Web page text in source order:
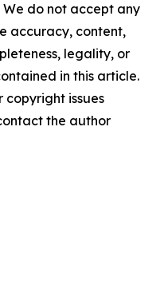
do not accept any
accuracy, content,
legality, or
in this article.
copyright issues
the author